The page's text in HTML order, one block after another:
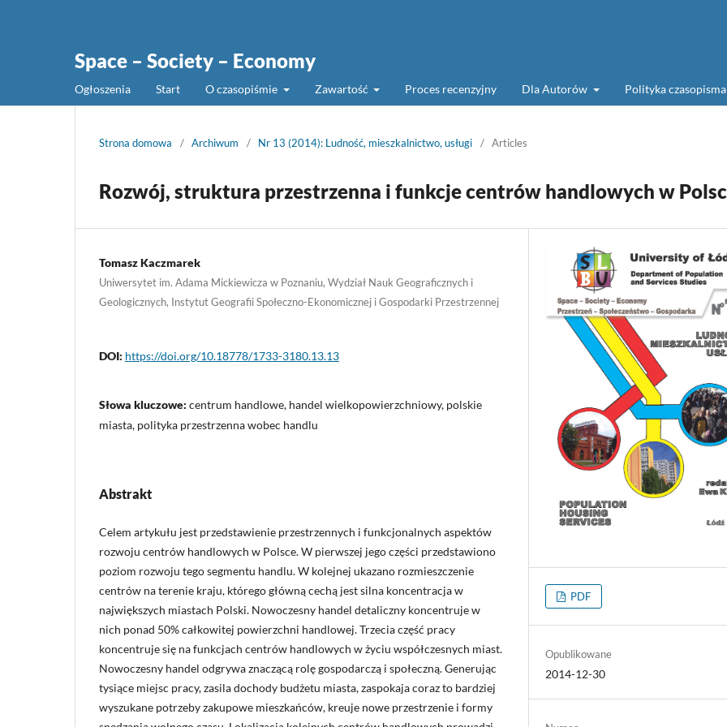
Space – Society – Economy
Ogłoszenia Start O czasopiśmie Zawartość Proces recenzyjny Dla Autorów Polityka czasopisma
Strona domowa / Archiwum / Nr 13 (2014): Ludność, mieszkalnictwo, usługi / Articles
Rozwój, struktura przestrzenna i funkcje centrów handlowych w
Tomasz Kaczmarek
Uniwersytet im. Adama Mickiewicza w Poznaniu, Wydział Nauk Geograficznych i
Geologicznych, Instytut Geografii Społeczno-Ekonomicznej i Gospodarki Przestrzennej
DOI: https://doi.org/10.18778/1733-3180.13.13
Słowa kluczowe: centrum handlowe, handel wielkopowierzchniowy, polskie
miasta, polityka przestrzenna wobec handlu
Abstrakt
Celem artykułu jest przedstawienie przestrzennych i funkcjonalnych aspektów
rozwoju centrów handlowych w Polsce. W pierwszej jego części przedstawiono
poziom rozwoju tego segmentu handlu. W kolejnej ukazano rozmieszczenie
centrów na terenie kraju, którego główną cechą jest silna koncentracja w
największych miastach Polski. Nowoczesny handel detaliczny koncentruje w
nich ponad 50% całkowitej powierzchni handlowej. Trzecia część pracy
koncentruje się na funkcjach centrów handlowych w życiu współczesnych miast.
Nowoczesny handel odgrywa znaczącą rolę gospodarczą i społeczną. Generując
tysiące miejsc pracy, zasila dochody budżetu miasta, zaspokaja coraz to bardziej
wyszukane potrzeby zakupowe mieszkańców, kreuje nowe przestrzenie i formy
PDF
Opublikowane
2014-12-30